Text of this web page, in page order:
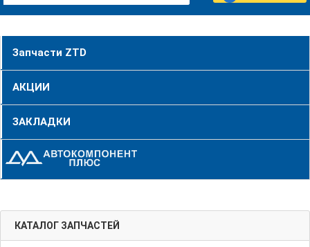
Запчасти ZTD
АКЦИИ
ЗАКЛАДКИ
КАТАЛОГ ЗАПЧАСТЕЙ